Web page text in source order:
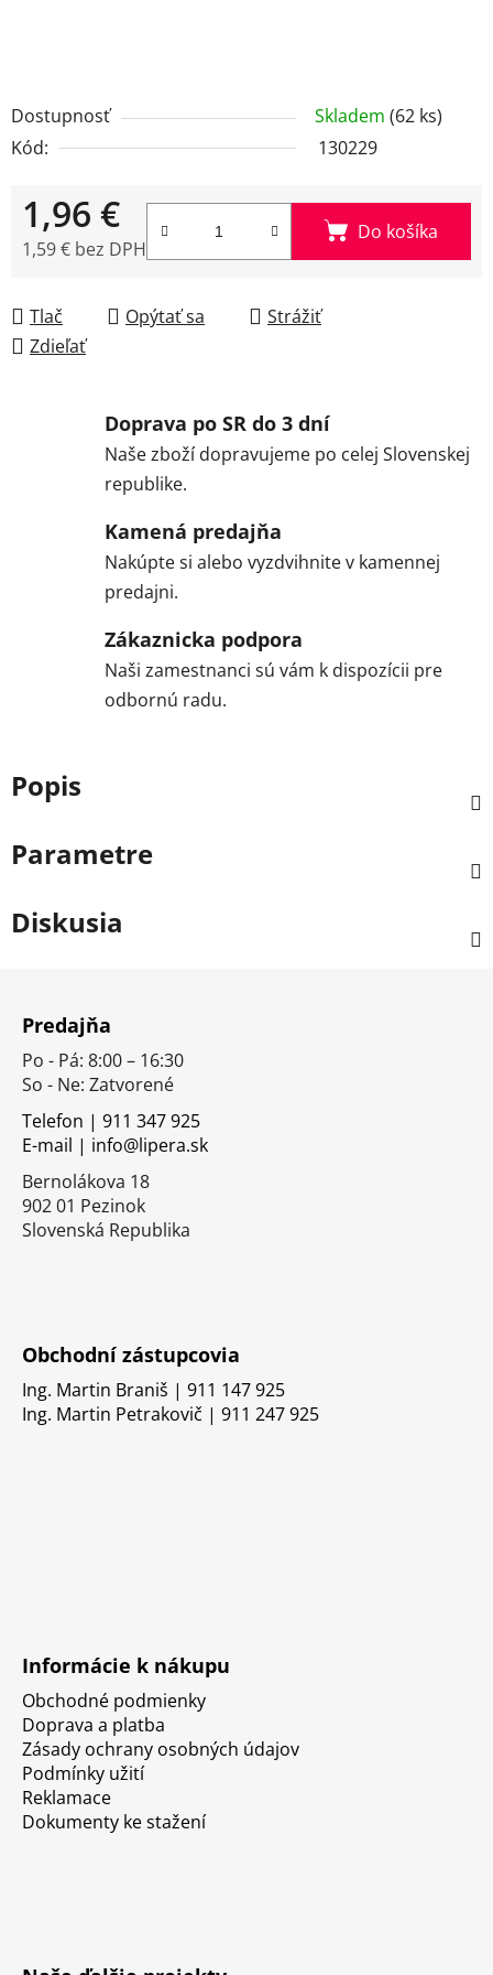
Dostupnosť Skladem (62 ks)
Kód:
130229
1,96 €
1,59 € bez DPH
Do košíka
Tlač Opýtať sa
Strážiť
Zdieľať
Doprava po SR do 3 dní
Naše zboží dopravujeme po celej Slovenskej
republike.
Kamená predajňa
Nakúpte si alebo vyzdvihnite v kamennej
predajni.
Zákaznicka podpora
Naši zamestnanci sú vám k dispozícii pre
odbornú radu.
Popis
Parametre
Diskusia
Predajňa
Po - Pá: 8:00 – 16:30
So - Ne: Zatvorené
Telefon | 911 347 925
E-mail | info@lipera.sk
Bernolákova 18
902 01 Pezinok
Slovenská Republika
Obchodní zástupcovia
Ing. Martin Braniš | 911 147 925
Ing. Martin Petrakovič | 911 247 925
Informácie k nákupu
Obchodné podmienky
Doprava a platba
Zásady ochrany osobných údajov
Podmínky užití
Reklamace
Dokumenty ke stažení